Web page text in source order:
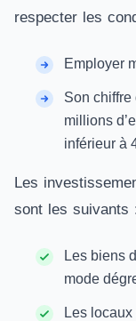
respecter les
Employer
Son chiffre
millions
inférieur à
Les
sont les suivants
Les biens
mode
Les